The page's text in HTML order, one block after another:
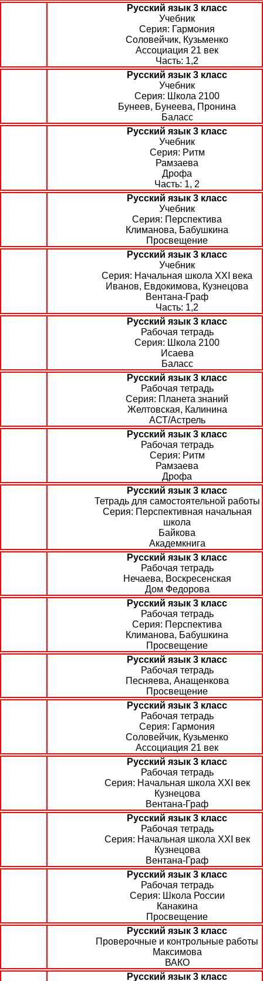
Русский язык 3 класс
Учебник
Гармония
Соловейчик, Кузьменко
Ассоциация 21 век
1,2
Русский язык 3 класс
Учебник
Школа 2100
Бунеев, Бунеева, Пронина
Баласс
Русский язык 3 класс
Учебник
Ритм
Рамзаева
Дрофа
1, 2
Русский язык 3 класс
Учебник
Перспектива
Климанова, Бабушкина
Просвещение
Русский язык 3 класс
Учебник
Начальная школа XXI века
Иванов, Евдокимова, Кузнецова
Вентана-Граф
1,2
Русский язык 3 класс
Рабочая тетрадь
Школа 2100
Исаева
Баласс
Русский язык 3 класс
Рабочая тетрадь
Планета знаний
Желтовская, Калинина
АСТ/Астрель
Русский язык 3 класс
Рабочая тетрадь
Ритм
Рамзаева
Дрофа
Русский язык 3 класс
Тетрадь для самостоятельной работы
Перспективная начальная
школа
Байкова
Академкнига
Русский язык 3 класс
Рабочая тетрадь
Нечаева, Воскресенская
Дом Федорова
Русский язык 3 класс
Рабочая тетрадь
Перспектива
Климанова, Бабушкина
Просвещение
Русский язык 3 класс
Рабочая тетрадь
Песняева, Анащенкова
Просвещение
Русский язык 3 класс
Рабочая тетрадь
Гармония
Соловейчик, Кузьменко
Ассоциация 21 век
Русский язык 3 класс
Рабочая тетрадь
Начальная школа XXI век
Кузнецова
Вентана-Граф
Русский язык 3 класс
Рабочая тетрадь
Начальная школа XXI век
Кузнецова
Вентана-Граф
Русский язык 3 класс
Рабочая тетрадь
Школа России
Канакина
Просвещение
Русский язык 3 класс
Проверочные и контрольные работы
Максимова
ВАКО
Русский язык 3 класс